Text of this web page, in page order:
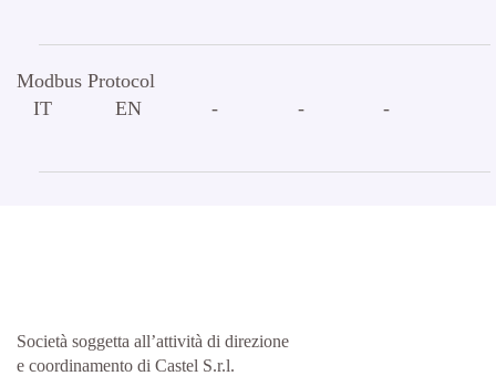
Modbus Protocol
IT
EN - - -
Società soggetta all’attività di direzione
e coordinamento di Castel S.r.l.